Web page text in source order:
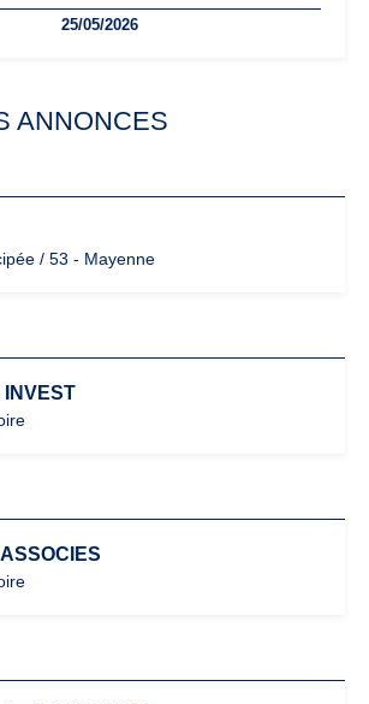
de bascule vers la TVA : les règles
25/05/2026
ANNONCES
/ 53 - Mayenne